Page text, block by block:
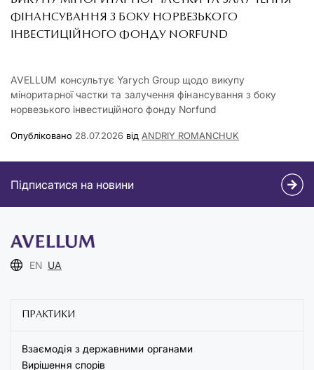
ФІНАНСУВАННЯ З БОКУ НОРВЕЗЬКОГО
ІНВЕСТИЦІЙНОГО ФОНДУ NORFUND
AVELLUM консультує Yarych Group щодо викупу
міноритарної частки та залучення фінансування з боку
норвезького інвестиційного фонду Norfund
Опубліковано 28.07.2026 від ANDRIY ROMANCHUK
Підписатися на новини
EN UA
ПРАКТИКИ
Взаємодія з державними органами
Вирішення спорів